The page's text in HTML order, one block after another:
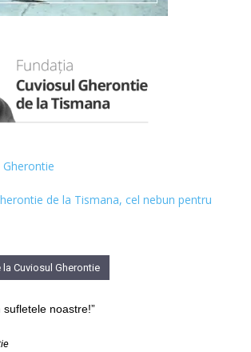
Gherontie
de la Tismana, cel nebun pentru
Cuviosul Gherontie
noastre!”